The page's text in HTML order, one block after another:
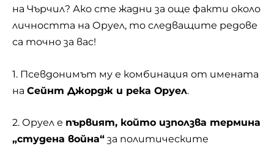
на Чърчил? Ако сте жадни за още факти около
личността на Оруел, то следващите редове
са точно за вас!
1. Псевдонимът му е комбинация от имената
на Сейнт Джордж и река Оруел.
2. Оруел е първият, който използва термина
„студена война“ за политическите